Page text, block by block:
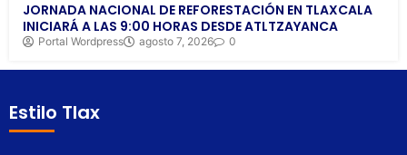
JORNADA NACIONAL DE REFORESTACIÓN EN TLAXCALA
INICIARÁ A LAS 9:00 HORAS DESDE ATLTZAYANCA
Portal Wordpress agosto 7, 2026 0
Estilo Tlax